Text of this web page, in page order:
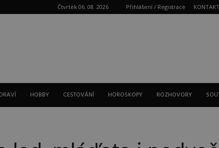
Čtvrtek 06. 08. 2026 Přihlášení / Registrace KONTAKT
HOBBY CESTOVÁNÍ HOROSKOPY ROZHOVORY